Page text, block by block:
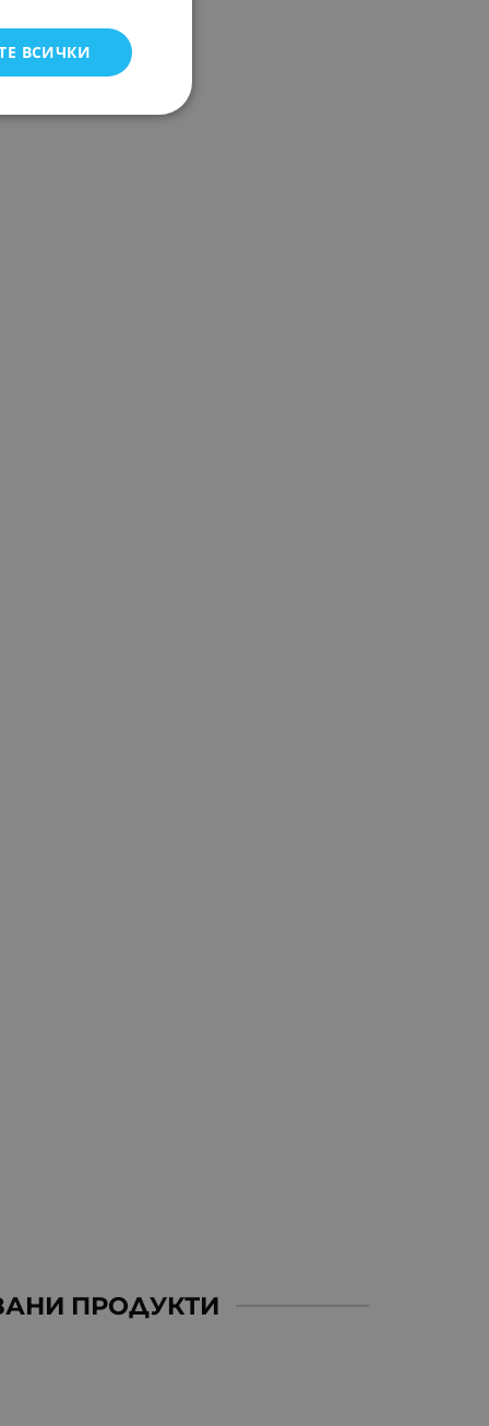
ПРОДУКТИ
ВСИЧКИ